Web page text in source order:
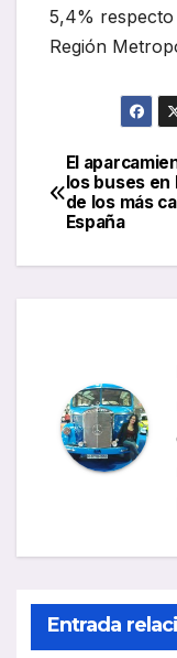
5,4% respecto
Región
de
El
los buses en
de los más
España
Entrada